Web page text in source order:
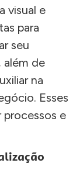
visual e
para
seu
além de
na
Esses
processos e